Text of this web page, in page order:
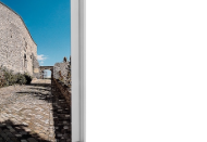
/ DETTAGLI